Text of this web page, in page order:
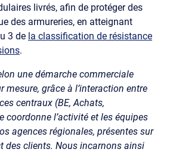
livrés, afin de protéger des
des armureries, en atteignant
3 de la classification de résistance
.
une démarche commerciale
mesure, grâce à l’interaction entre
centraux (BE, Achats,
coordonne l’activité et les équipes
agences régionales, présentes sur
des clients. Nous incarnons ainsi